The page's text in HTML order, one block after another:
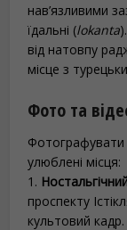
нав’язливими
їдальні (lokanta
від натовпу
місце з
Фото та
Фотографувати
улюблені місця:
1.
проспекту
культовий кадр.